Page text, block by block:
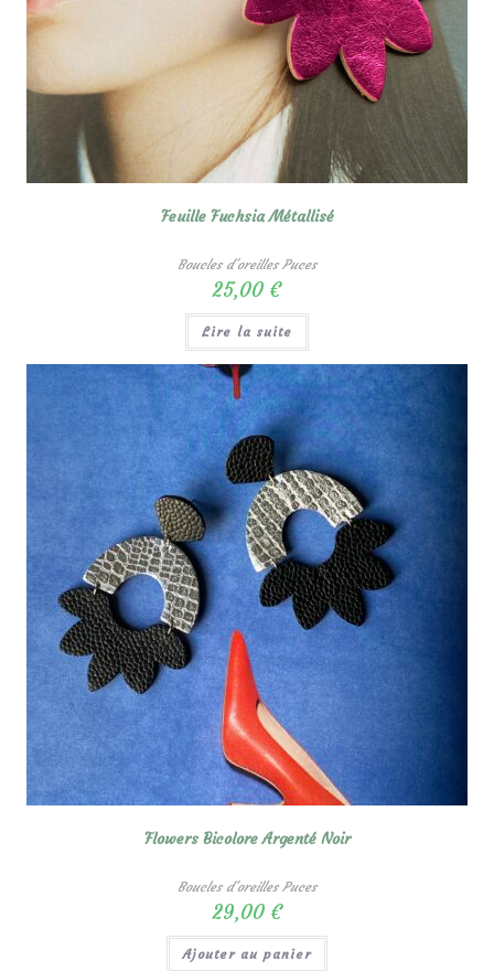
Feuille Fuchsia Métallisé
Boucles d'oreilles Puces
25,00 €
Lire la suite
Flowers Bicolore Argenté Noir
Boucles d'oreilles Puces
29,00 €
Ajouter au panier